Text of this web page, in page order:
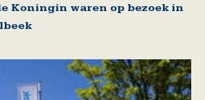
Koningin waren op bezoek in